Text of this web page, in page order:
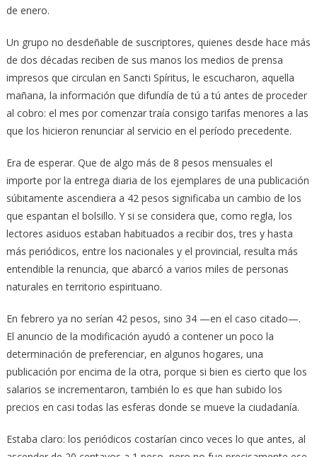
de enero.
Un grupo no desdeñable de suscriptores, quienes desde hace más
de dos décadas reciben de sus manos los medios de prensa
impresos que circulan en Sancti Spíritus, le escucharon, aquella
mañana, la información que difundía de tú a tú antes de proceder
al cobro: el mes por comenzar traía consigo tarifas menores a las
que los hicieron renunciar al servicio en el período precedente.
Era de esperar. Que de algo más de 8 pesos mensuales el
importe por la entrega diaria de los ejemplares de una publicación
súbitamente ascendiera a 42 pesos significaba un cambio de los
que espantan el bolsillo. Y si se considera que, como regla, los
lectores asiduos estaban habituados a recibir dos, tres y hasta
más periódicos, entre los nacionales y el provincial, resulta más
entendible la renuncia, que abarcó a varios miles de personas
naturales en territorio espirituano.
En febrero ya no serían 42 pesos, sino 34 —en el caso citado—.
El anuncio de la modificación ayudó a contener un poco la
determinación de preferenciar, en algunos hogares, una
publicación por encima de la otra, porque si bien es cierto que los
salarios se incrementaron, también lo es que han subido los
precios en casi todas las esferas donde se mueve la ciudadanía.
Estaba claro: los periódicos costarían cinco veces lo que antes, al